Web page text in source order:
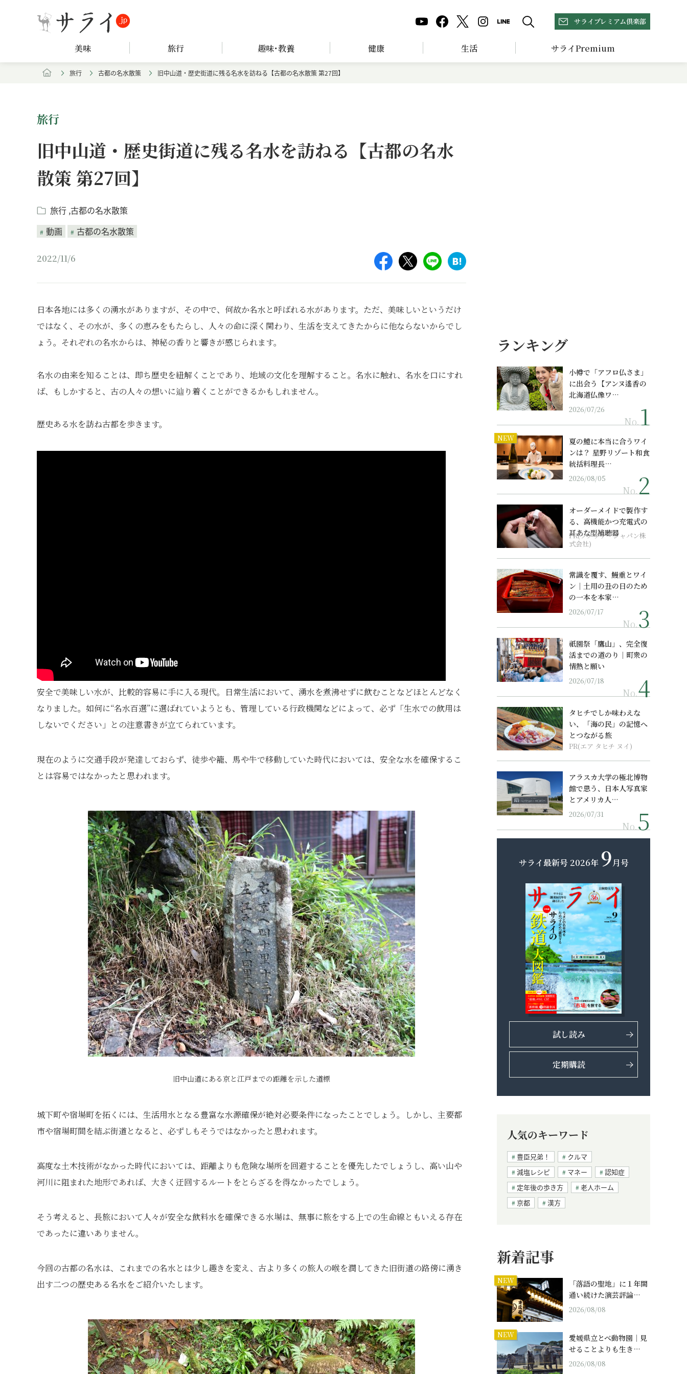
サライプレミアム倶楽部
美味 旅行 趣味･教養 健康 生活 サライPremium
旅行 古都の名水散策 旧中山道・歴史街道に残る名水を訪ねる【古都の名水散策 第27回】
旅行
旧中山道・歴史街道に残る名水を訪ねる【古都の名水
散策 第27回】
旅行 古都の名水散策
動画
古都の名水散策
2022/11/6
日本各地には多くの湧水がありますが、その中で、何故か名水と呼ばれる水があります。ただ、美味しいというだけ
ではなく、その水が、多くの恵みをもたらし、人々の命に深く関わり、生活を支えてきたからに他ならないからでし
ょう。それぞれの名水からは、神秘の香りと響きが感じられます。
名水の由来を知ることは、即ち歴史を紐解くことであり、地域の文化を理解すること。名水に触れ、名水を口にすれ
ば、もしかすると、古の人々の想いに辿り着くことができるかもしれません。
歴史ある水を訪ね古都を歩きます。
安全で美味しい水が、比較的容易に手に入る現代。日常生活において、湧水を煮沸せずに飲むことなどほとんどなく
なりました。如何に“名水百選”に選ばれていようとも、管理している行政機関などによって、必ず「生水での飲用は
しないでください」との注意書きが立てられています。
現在のように交通手段が発達しておらず、徒歩や籠、馬や牛で移動していた時代においては、安全な水を確保するこ
とは容易ではなかったと思われます。
旧中山道にある京と江戸までの距離を示した道標
城下町や宿場町を拓くには、生活用水となる豊富な水源確保が絶対必要条件になったことでしょう。しかし、主要都
市や宿場町間を結ぶ街道となると、必ずしもそうではなかったと思われます。
高度な土木技術がなかった時代においては、距離よりも危険な場所を回避することを優先したでしょうし、高い山や
河川に阻まれた地形であれば、大きく迂回するルートをとらざるを得なかったでしょう。
そう考えると、長旅において人々が安全な飲料水を確保できる水場は、無事に旅をする上での生命線ともいえる存在
であったに違いありません。
今回の古都の名水は、これまでの名水とは少し趣きを変え、古より多くの旅人の喉を潤してきた旧街道の路傍に湧き
出す二つの歴史ある名水をご紹介いたします。
ランキング
小樽で「アフロ仏さま」
に出会う【アンヌ遙香の
北海道仏像ワ…
2026/07/26
No.
NEW
夏の鱧に本当に合うワイ
ンは？ 星野リゾート和食
統括料理長…
2026/08/05
No.
オーダーメイドで製作す
る、高機能かつ充電式の
耳あな型補聴器
PR(ソノヴァ・ジャパン株
式会社)
常識を覆す、鰻重とワイ
ン｜土用の丑の日のため
の一本を本家…
2026/07/17
No.
祇園祭「鷹山」、完全復
活までの道のり｜町衆の
情熱と願い
2026/07/18
No.
タヒチでしか味わえな
い、「海の民」の記憶へ
とつながる旅
PR(エア タヒチ ヌイ)
アラスカ大学の極北博物
館で思う、日本人写真家
とアメリカ人…
2026/07/31
No.
サライ最新号 2026年 9月号
試し読み
定期購読
人気のキーワード
豊臣兄弟！
クルマ
減塩レシピ
マネー
認知症
定年後の歩き方
老人ホーム
京都
漢方
新着記事
NEW
「落語の聖地」に１年間
通い続けた演芸評論…
2026/08/08
NEW
愛媛県立とべ動物園｜見
せることよりも生き…
2026/08/08